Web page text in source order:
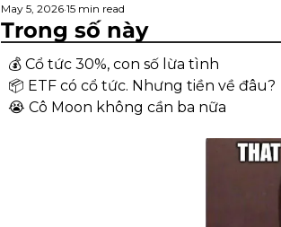
May 5, 2026•15 min read
Trong số này
💰 Cổ tức 30%, con số lừa tình
📦 ETF có cổ tức. Nhưng tiền về đâu?
😭 Cô Moon không cần ba nữa